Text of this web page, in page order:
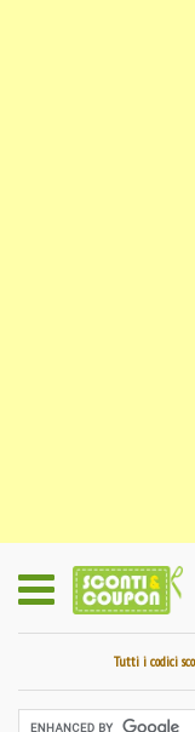
Tutti i codici